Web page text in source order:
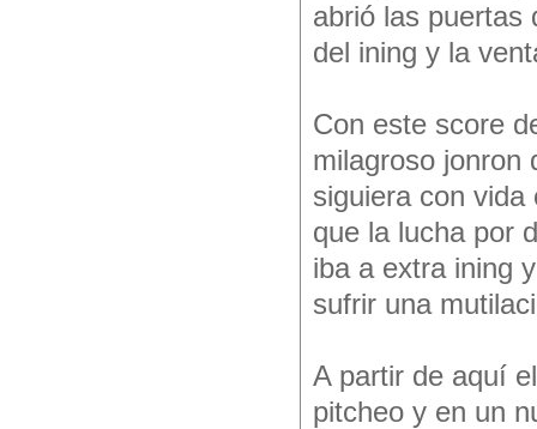
abrió las puertas
del ining y la
Con este score
milagroso jonron
siguiera con
que la lucha por
iba a extra ining
sufrir una
A partir de aquí
pitcheo y en un